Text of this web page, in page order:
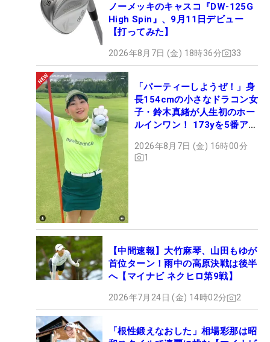
ノーメッキのキャスコ『DW-125G
High Spin』、9月11日デビュー
【打ってみた】
2026年8月7日 (金) 18時36分 33
「パーティーしようぜ！」身
長154cmの小さなドラコン女
子・鈴木真緒が人生初のホー
ルインワン！ 173yを5番アイ
2026年8月7日 (金) 16時00分
1
【中間速報】大竹麻琴、山田もゆが
首位ターン！雨中の高原決戦は後半
へ【マイナビ ネクヒロ第9戦】
2026年7月24日 (金) 14時02分 2
「根性鍛えなおした」相場彩那は昭